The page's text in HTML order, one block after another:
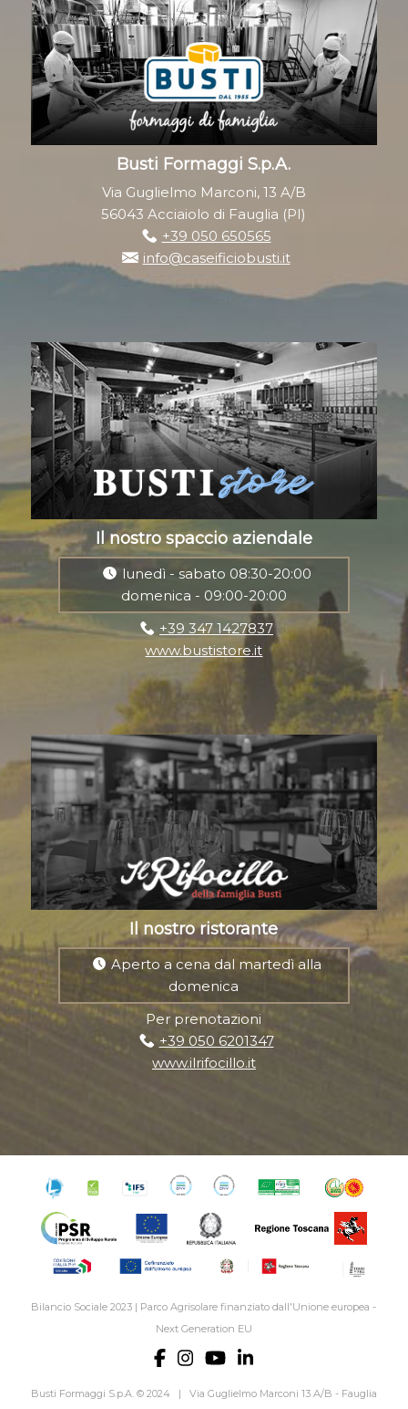
Busti Formaggi S.p.A.
Via Guglielmo Marconi, 13 A/B
56043 Acciaiolo di Fauglia (PI)
+39 050 650565
info@caseificiobusti.it
Il nostro spaccio aziendale
lunedì - sabato 08:30-20:00
domenica - 09:00-20:00
+39 347 1427837
www.bustistore.it
Il nostro ristorante
Aperto a cena dal martedì alla
domenica
Per prenotazioni
+39 050 6201347
www.ilrifocillo.it
Bilancio Sociale 2023 | Parco Agrisolare finanziato dall'Unione europea -
Next Generation EU
Busti Formaggi S.p.A. © 2024 | Via Guglielmo Marconi 13 A/B - Fauglia